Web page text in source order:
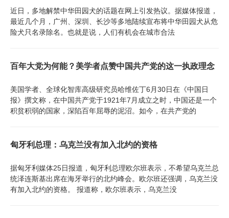
近日，多地解禁中华田园犬的话题在网上引发热议。据媒体报道，
最近几个月，广州、深圳、长沙等多地陆续宣布将中华田园犬从危
险犬只名录除名。也就是说，人们有机会在城市合法
百年大党为何能？美学者点赞中国共产党的这一执政理念
美国学者、全球化智库高级研究员哈维佐丁6月30日在《中国日
报》撰文称，在中国共产党于1921年7月成立之时，中国还是一个
积贫积弱的国家，深陷百年屈辱的泥沼。如今，在共产党的
匈牙利总理：乌克兰没有加入北约的资格
据匈牙利媒体25日报道，匈牙利总理欧尔班表示，不希望乌克兰总
统泽连斯基出席在海牙举行的北约峰会。欧尔班还强调，乌克兰没
有加入北约的资格。 报道称，欧尔班表示，乌克兰没